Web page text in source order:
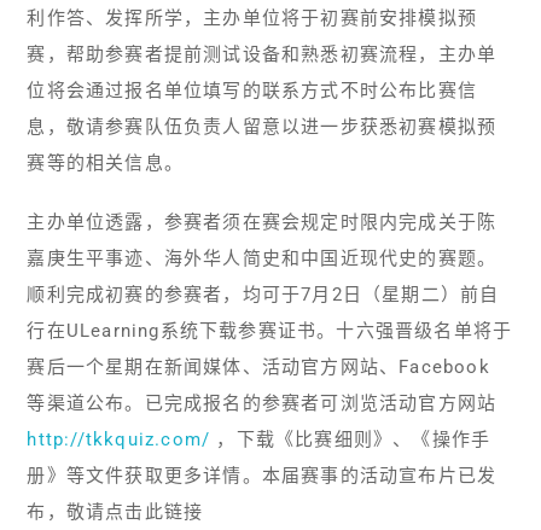
利作答、发挥所学，主办单位将于初赛前安排模拟预
赛，帮助参赛者提前测试设备和熟悉初赛流程，主办单
位将会通过报名单位填写的联系方式不时公布比赛信
息，敬请参赛队伍负责人留意以进一步获悉初赛模拟预
赛等的相关信息。
主办单位透露，参赛者须在赛会规定时限内完成关于陈
嘉庚生平事迹、海外华人简史和中国近现代史的赛题。
顺利完成初赛的参赛者，均可于7月2日（星期二）前自
行在ULearning系统下载参赛证书。十六强晋级名单将于
赛后一个星期在新闻媒体、活动官方网站、Facebook
等渠道公布。已完成报名的参赛者可浏览活动官方网站
http://tkkquiz.com/ ，下载《比赛细则》、《操作手
册》等文件获取更多详情。本届赛事的活动宣布片已发
布，敬请点击此链接